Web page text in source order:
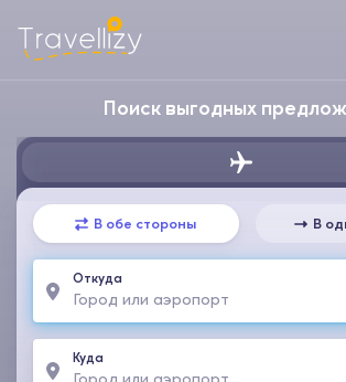
Поиск выгодных
В обе стороны В
Откуда
Куда